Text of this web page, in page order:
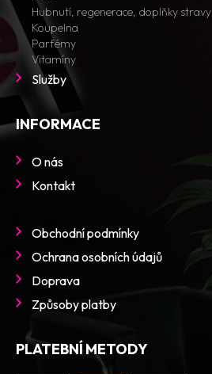
Hubnutí, regenerace, doplňky stravy
Koupelna
Parfémy
Vitamíny
Služby
INFORMACE
O nás
Kontakt
Obchodní podmínky
Ochrana osobních údajů
Doprava
Způsoby platby
PLATEBNÍ METODY